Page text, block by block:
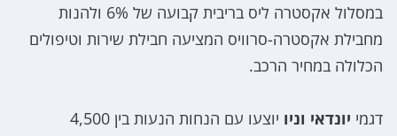
במסלול אקסטרה ליס בריבית קבועה של 6% ולהנות
מחבילת אקסטרה-סרוויס המציעה חבילת שירות וטיפולים
הכלולה במחיר הרכב.
דגמי יונדאי וניו
יוצעו עם הנחות הנעות בין 4,500